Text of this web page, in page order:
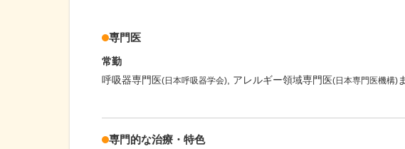
専門医
常勤
呼吸器専門医(日本呼吸器学会) アレルギー領域専門医(日本専門医機構)
専門的な治療・特色